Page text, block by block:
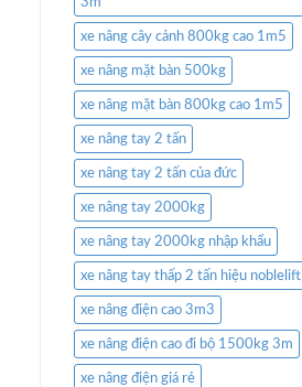
xe nâng cây cảnh 800kg cao 1m5
xe nâng mặt bàn 500kg
xe nâng mặt bàn 800kg cao 1m5
xe nâng tay 2 tấn
xe nâng tay 2 tấn của đức
xe nâng tay 2000kg
xe nâng tay 2000kg nhập khẩu
xe nâng tay thấp 2 tấn hiệu noblelift
xe nâng điện cao 3m3
xe nâng điện cao đi bộ 1500kg 3m
xe nâng điện giá rẻ